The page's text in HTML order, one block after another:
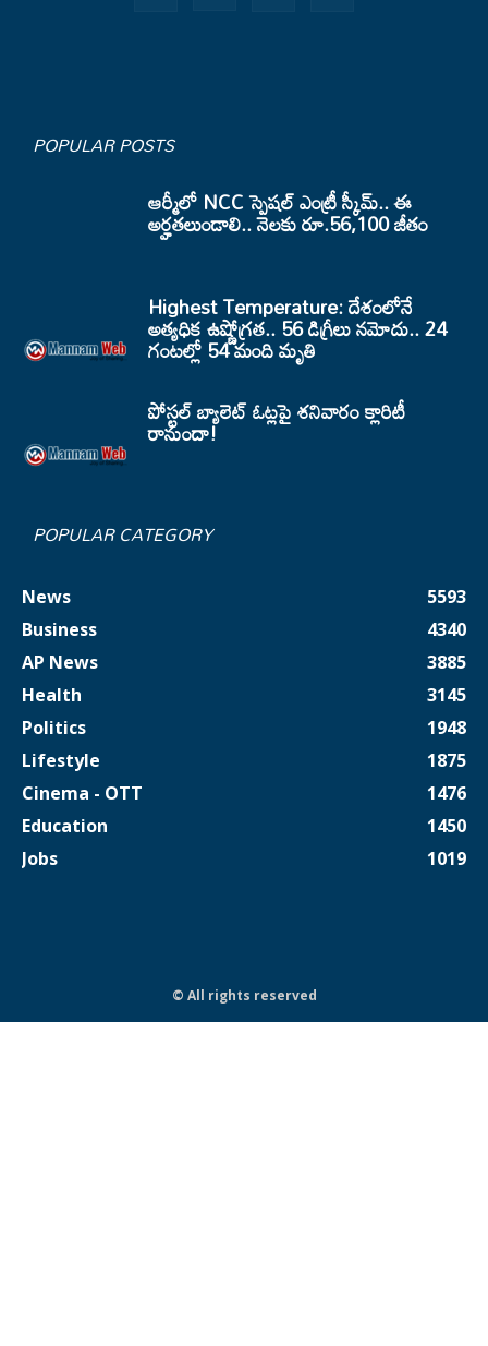
POPULAR POSTS
ఆర్మీలో NCC స్పెషల్ ఎంట్రీ స్కీమ్.. ఈ
అర్హతలుండాలి.. నెలకు రూ.56,100 జీతం
Highest Temperature: దేశంలోనే
అత్యధిక ఉష్ణోగ్రత.. 56 డిగ్రీలు నమోదు.. 24
గంటల్లో 54 మంది మృతి
పోస్టల్ బ్యాలెట్ ఓట్లపై శనివారం క్లారిటీ
రానుందా!
POPULAR CATEGORY
News
5593
Business
4340
AP News
3885
Health
3145
Politics
1948
Lifestyle
1875
Cinema - OTT
1476
Education
1450
Jobs
1019
© All rights reserved